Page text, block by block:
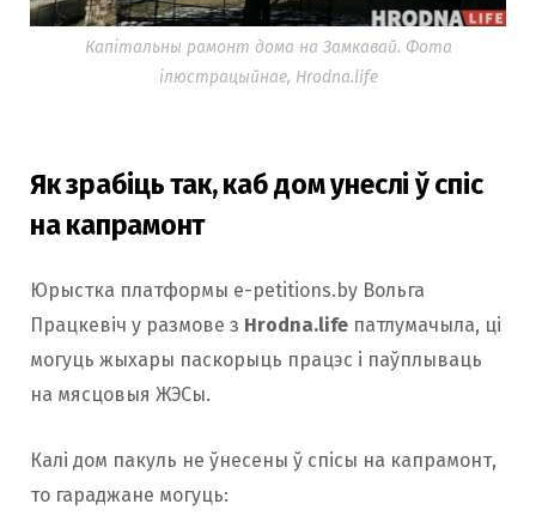
Капітальны рамонт дома на Замкавай. Фота
ілюстрацыйнае, Hrodna.life
Як зрабіць так, каб дом унеслі ў спіс
на капрамонт
Юрыстка платформы e-petitions.by Вольга
Працкевіч у размове з Hrodna.life патлумачыла, ці
могуць жыхары паскорыць працэс і паўплываць
на мясцовыя ЖЭСы.
Калі дом пакуль не ўнесены ў спісы на капрамонт,
то гараджане могуць: